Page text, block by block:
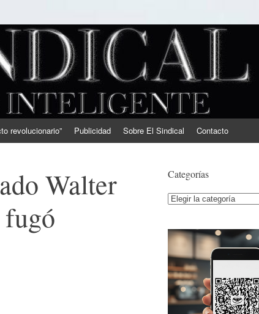
revolucionario” Publicidad Sobre El Sindical Contacto
Walter
Categorías
Categorías